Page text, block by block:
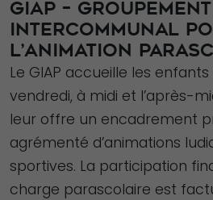
GIAP – GROUPEMENT
INTERCOMMUNAL
L’ANIMATION
Le GIAP accueille les
vendredi, à midi et l’après-
leur offre un encadrement
agrémenté d’animations
sportives. La participation
charge parascolaire est